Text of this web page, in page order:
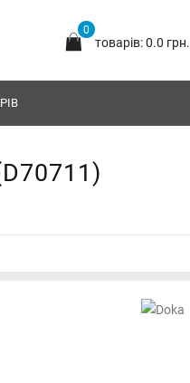
0
товарів: 0.0 грн.